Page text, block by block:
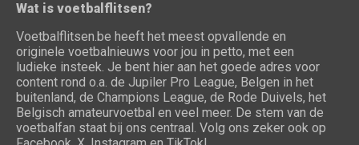
Wat is voetbalflitsen?
Voetbalflitsen.be heeft het meest opvallende en
originele voetbalnieuws voor jou in petto, met een
ludieke insteek. Je bent hier aan het goede adres voor
content rond o.a. de Jupiler Pro League, Belgen in het
buitenland, de Champions League, de Rode Duivels, het
Belgisch amateurvoetbal en veel meer. De stem van de
voetbalfan staat bij ons centraal. Volg ons zeker ook op